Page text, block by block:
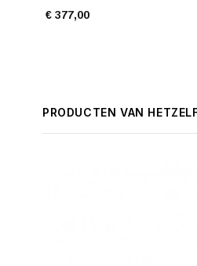
€ 377,00
PRODUCTEN VAN